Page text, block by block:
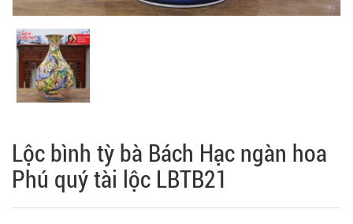
Lộc bình tỳ bà Bách Hạc ngàn hoa
Phú quý tài lộc LBTB21